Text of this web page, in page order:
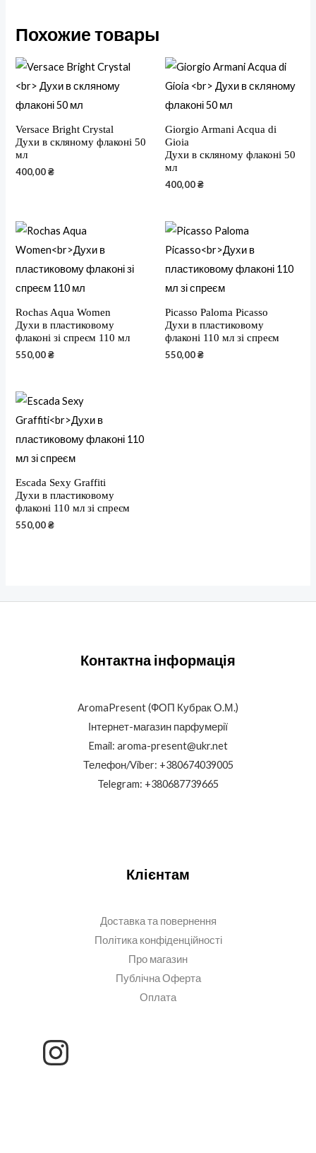
Похожие товары
Versace Bright Crystal
Духи в скляному флаконі 50
мл
400,00₴
Giorgio Armani Acqua di
Gioia
Духи в скляному флаконі 50
мл
400,00₴
Rochas Aqua Women
Духи в пластиковому
флаконі зі спреєм 110 мл
550,00₴
Picasso Paloma Picasso
Духи в пластиковому
флаконі 110 мл зі спреєм
550,00₴
Escada Sexy Graffiti
Духи в пластиковому
флаконі 110 мл зі спреєм
550,00₴
Контактна інформація
AromaPresent (ФОП Кубрак О.М.)
Інтернет-магазин парфумерії
Email: aroma-present@ukr.net
Телефон/Viber: +380674039005
Telegram: +380687739665
Клієнтам
Доставка та повернення
Політика конфіденційності
Про магазин
Публічна Оферта
Оплата